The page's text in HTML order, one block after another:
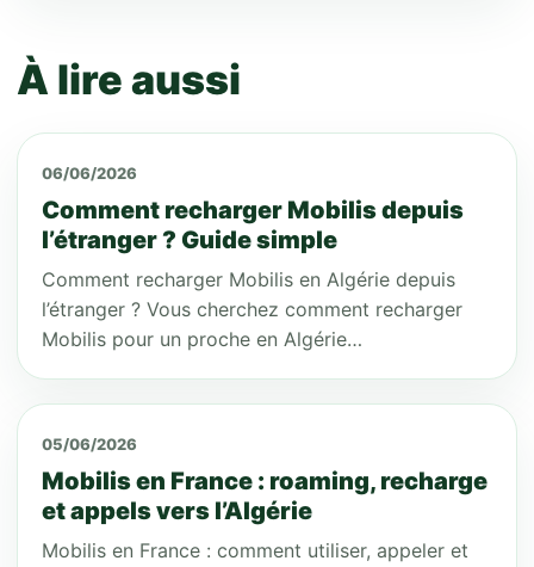
À lire aussi
06/06/2026
Comment recharger Mobilis depuis
l’étranger ? Guide simple
Comment recharger Mobilis en Algérie depuis
l’étranger ? Vous cherchez comment recharger
Mobilis pour un proche en Algérie…
05/06/2026
Mobilis en France : roaming, recharge
et appels vers l’Algérie
Mobilis en France : comment utiliser, appeler et